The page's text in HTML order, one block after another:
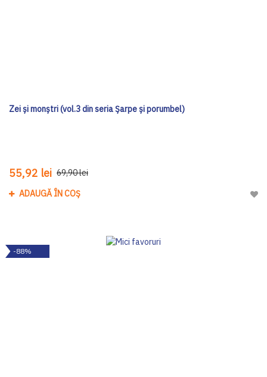
Zei și monștri (vol.3 din seria Șarpe și porumbel)
55,92 lei 69,90 lei
ADAUGĂ ÎN COȘ
-88%